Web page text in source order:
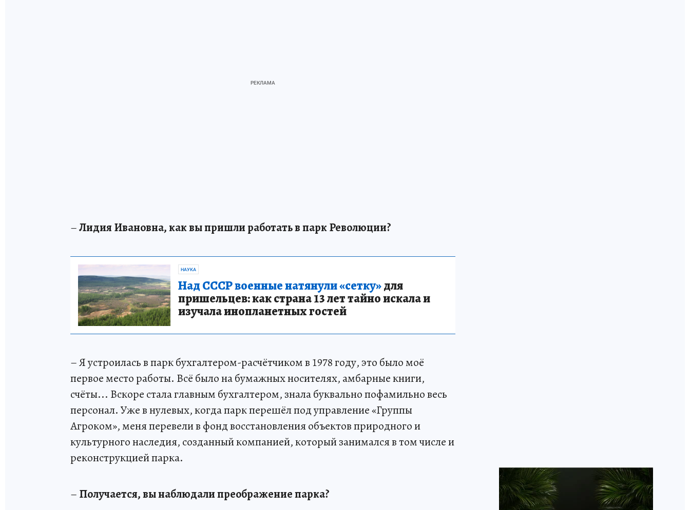
–Лидия Ивановна, как вы пришли работать в парк Революции?
НАУКА
Над СССР военные натянули «сетку»для
пришельцев: как страна 13 лет тайно искала и
изучала инопланетных гостей
– Я устроилась в парк бухгалтером-расчётчиком в 1978 году, это было моё
первое место работы. Всё было на бумажных носителях, амбарные книги,
счёты... Вскоре стала главным бухгалтером, знала буквально пофамильно весь
персонал. Уже в нулевых, когда парк перешёл под управление «Группы
Агроком», меня перевели в фонд восстановления объектов природного и
культурного наследия, созданный компанией, который занимался в том числе и
реконструкцией парка.
– Получается, вы наблюдали преображение парка?